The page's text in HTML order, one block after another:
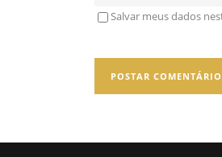
Salvar meus dados